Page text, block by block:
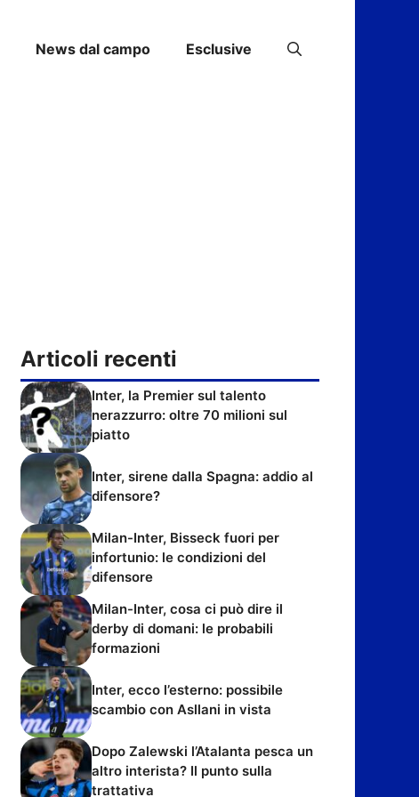
News dal campo Esclusive
Articoli recenti
Inter, la Premier sul talento
nerazzurro: oltre 70 milioni sul
piatto
Inter, sirene dalla Spagna: addio al
difensore?
Milan-Inter, Bisseck fuori per
infortunio: le condizioni del
difensore
Milan-Inter, cosa ci può dire il
derby di domani: le probabili
formazioni
Inter, ecco l’esterno: possibile
scambio con Asllani in vista
Dopo Zalewski l’Atalanta pesca un
altro interista? Il punto sulla
trattativa